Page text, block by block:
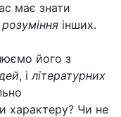
має знати
розуміння інших.
його з
, ілітературних
характеру? Чи не